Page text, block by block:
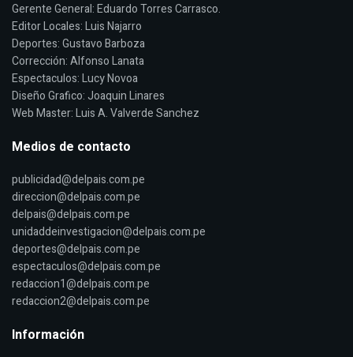
Gerente General: Eduardo Torres Carrasco.
Editor Locales: Luis Najarro
Deportes: Gustavo Barboza
Corrección: Alfonso Lanata
Espectaculos: Lucy Novoa
Diseño Grafico: Joaquin Linares
Web Master: Luis A. Valverde Sanchez
Medios de contacto
publicidad@delpais.com.pe
direccion@delpais.com.pe
delpais@delpais.com.pe
unidaddeinvestigacion@delpais.com.pe
deportes@delpais.com.pe
espectaculos@delpais.com.pe
redaccion1@delpais.com.pe
redaccion2@delpais.com.pe
Información